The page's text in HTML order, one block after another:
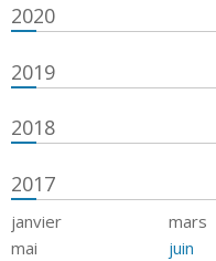
2020
2019
2018
2017
janvier mars
mai
juin